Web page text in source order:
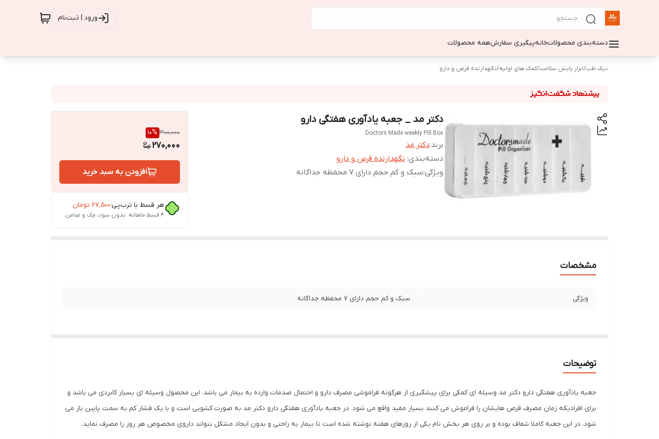
ورود | ثبت‌نام
دسته‌بندی محصولاتخانهپیگیری سفارشهمه محصولات
نیک طب/ابزار پایش سلامت/کمک های اولیه/نگهدارنده قرص و دارو
دکتر مد _ جعبه یادآوری هفتگی دارو
Doctors Made weekly Pill Box
برند:دکتر مد
دسته‌بندی: نگهدارنده قرص و دارو
ویژگی:سبک و کم حجم دارای 7 محفظه جداگانه
300,000
10%
270,000
افزودن به سبد خرید
هر قسط با ترب‌پی:۶۷٬۵۰۰ تومان
۴ قسط ماهانه. بدون سود، چک و ضامن.
مشخصات
ویژگی سبک و کم حجم دارای 7 محفظه جداگانه
توضیحات
جعبه یادآوری هفتگی دارو دکتر مد وسیله ای کمکی برای پیشگیری از هرگونه فراموشی مصرف دارو و احتمال صدمات وارده به بیمار می باشد. این محصول وسیله ای بسیار کابردی می باشد و
برای افرادیکه زمان مصرف قرص هایشان را فراموش می کنند بسیار مفید واقع می شود. در جعبه یادآوری هفتگی دارو دکتر مد به صورت کشویی است و با یک فشار کم به سمت پایین باز می
شود. در این جعبه کاملا شفاف بوده و بر روی هر بخش نام یکی از روزهای هفته نوشته شده است تا بیمار به راحتی و بدون ایجاد مشکل بتواند داروی مخصوص هر روز را مصرف نماید.